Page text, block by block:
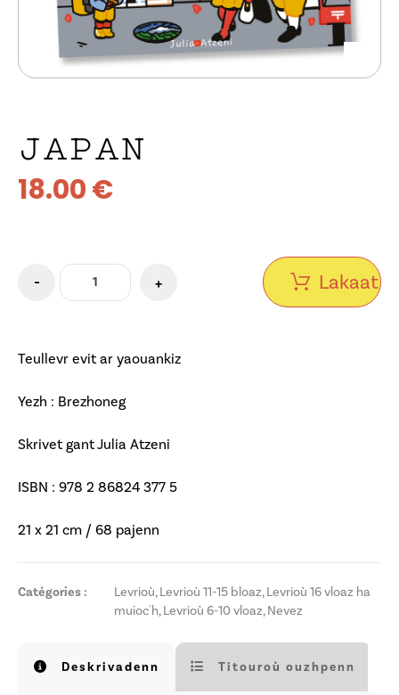
JAPAN
18.00€
- + Lakaat
Teullevr evit ar yaouankiz
Yezh : Brezhoneg
Skrivet gant Julia Atzeni
ISBN : 978 2 86824 377 5
21 x 21 cm / 68 pajenn
Catégories : Levrioù,Levrioù 11-15 bloaz,Levrioù 16 vloaz ha
muioc'h,Levrioù 6-10 vloaz,Nevez
Deskrivadenn Titouroù ouzhpenn